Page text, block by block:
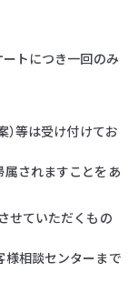
ートにつき一回のみ
）等は受け付けてお
属されますことをあ
せていただくもの
様相談センターまで